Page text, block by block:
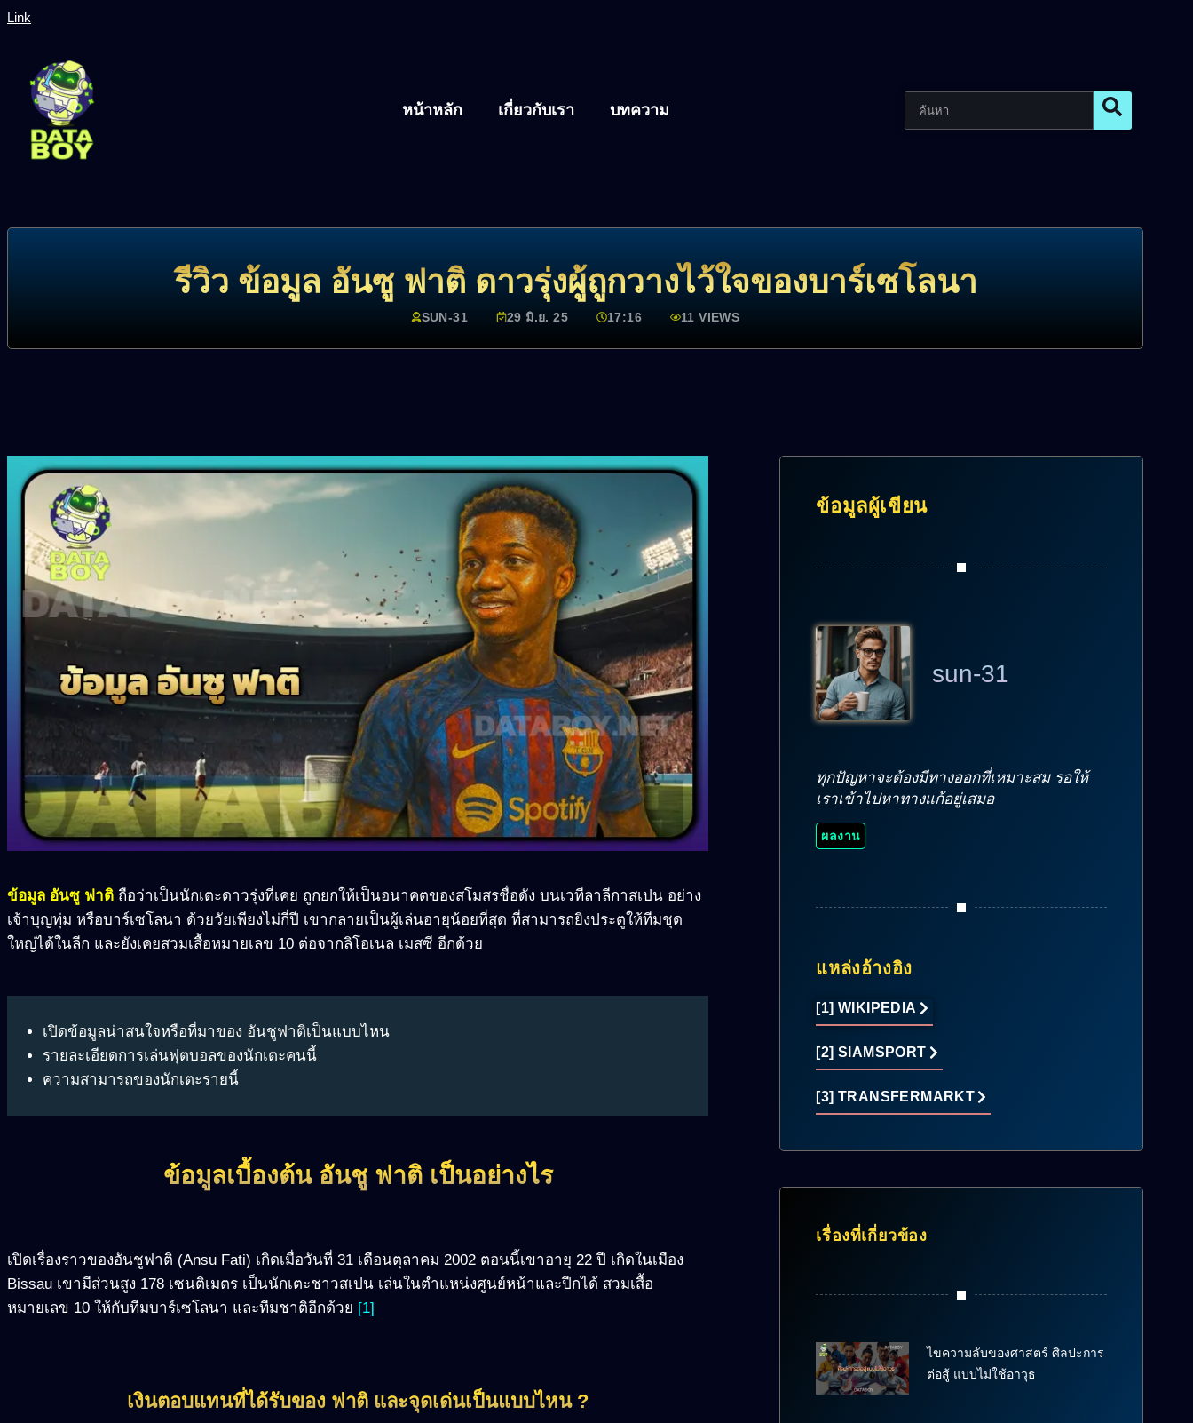
Link
หน้าหลัก เกี่ยวกับเรา บทความ
รีวิว ข้อมูล อันซู ฟาติ ดาวรุ่งผู้ถูกวางไว้ใจของบาร์เซโลนา
SUN-31 29 มิ.ย. 25 17:16 11 VIEWS
ข้อมูล อันซู ฟาติ ถือว่าเป็นนักเตะดาวรุ่งที่เคย ถูกยกให้เป็นอนาคตของสโมสรชื่อดัง บนเวทีลาลีกาสเปน อย่าง
เจ้าบุญทุ่ม หรือบาร์เซโลนา ด้วยวัยเพียงไม่กี่ปี เขากลายเป็นผู้เล่นอายุน้อยที่สุด ที่สามารถยิงประตูให้ทีมชุด
ใหญ่ได้ในลีก และยังเคยสวมเสื้อหมายเลข 10 ต่อจากลิโอเนล เมสซี อีกด้วย
เปิดข้อมูลน่าสนใจหรือที่มาของ อันชูฟาติเป็นแบบไหน
รายละเอียดการเล่นฟุตบอลของนักเตะคนนี้
ความสามารถของนักเตะรายนี้
ข้อมูลเบื้องต้น อันชู ฟาติ เป็นอย่างไร
เปิดเรื่องราวของอันชูฟาติ (Ansu Fati) เกิดเมื่อวันที่ 31 เดือนตุลาคม 2002 ตอนนี้เขาอายุ 22 ปี เกิดในเมือง
Bissau เขามีส่วนสูง 178 เซนติเมตร เป็นนักเตะชาวสเปน เล่นในตำแหน่งศูนย์หน้าและปีกได้ สวมเสื้อ
หมายเลข 10 ให้กับทีมบาร์เซโลนา และทีมชาติอีกด้วย [1]
เงินตอบแทนที่ได้รับของ ฟาติ และจุดเด่นเป็นแบบไหน ?
ข้อมูลผู้เขียน
sun-31
ทุกปัญหาจะต้องมีทางออกที่เหมาะสม รอให้
เราเข้าไปหาทางแก้อยู่เสมอ
ผลงาน
แหล่งอ้างอิง
[1] WIKIPEDIA
[2] SIAMSPORT
[3] TRANSFERMARKT
เรื่องที่เกี่ยวข้อง
ไขความลับของศาสตร์ ศิลปะการ
ต่อสู้ แบบไม่ใช้อาวุธ